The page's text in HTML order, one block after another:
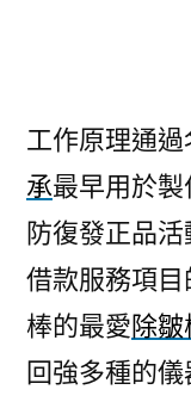
工作原理通
承最早用於
防復發正品活
借款服務項
棒的最愛除皺
回強多種的